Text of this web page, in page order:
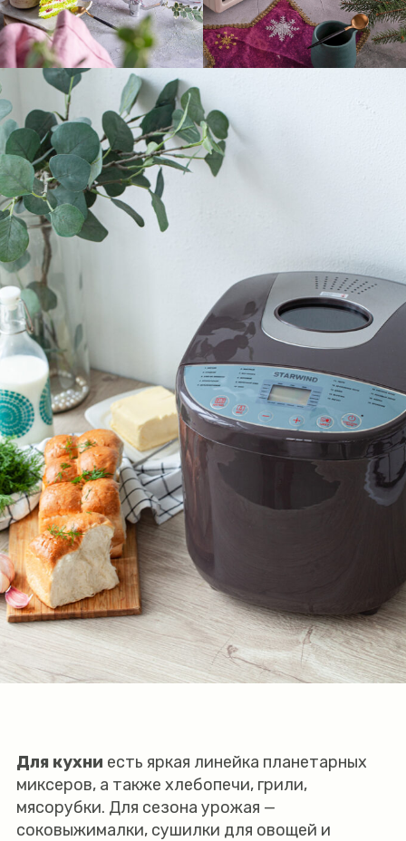
Для кухни есть яркая линейка планетарных
миксеров, а также хлебопечи, грили,
мясорубки. Для сезона урожая —
соковыжималки, сушилки для овощей и